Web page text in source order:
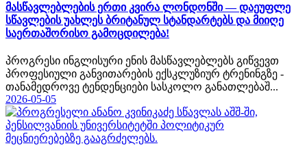
მასწავლებლების ერთი კვირა ლონდონში — დაეუფლე
სწავლების უახლეს ბრიტანულ სტანდარტებს და მიიღე
საერთაშორისო გამოცდილება!
პროგრესი ინგლისური ენის მასწავლებლებს გიწვევთ
პროფესიული განვითარების ექსკლუზიურ ტრენინგზე -
თანამედროვე ტენდენციები სასკოლო განათლებაშ...
2026-05-05